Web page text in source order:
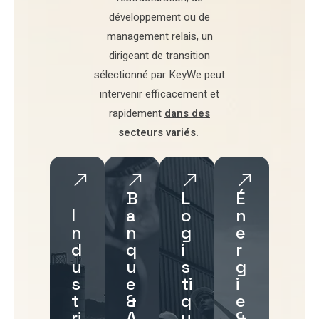
développementou de
management relais, un
dirigeant de transition
sélectionné par KeyWe peut
intervenir efficacement et
rapidement dans des
secteurs variés.
I
n
d
u
s
t
B
a
n
q
u
e
&
L
o
g
i
s
ti
q
É
n
e
r
g
i
e